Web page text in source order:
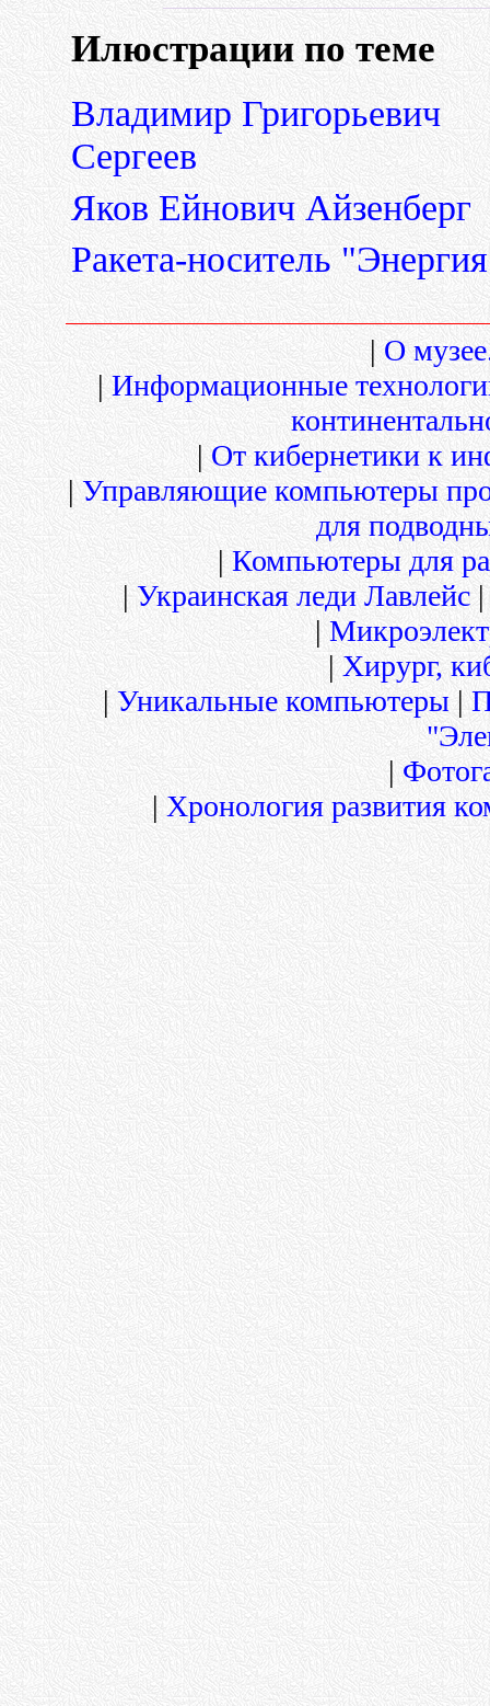
Илюстрации по теме
Владимир Григорьевич
Сергеев
Яков Ейнович Айзенберг
Ракета-носитель
| О
| Информационные
| От кибернетики к
| Управляющие компьютеры
для
| Компьютеры для
| Украинская леди Лавлейс
|
| Хирург,
| Уникальные компьютеры|
|
| Хронология развития